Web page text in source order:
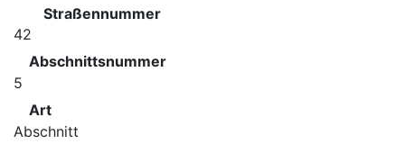
Straßennummer
42
Abschnittsnummer
5
Art
Abschnitt